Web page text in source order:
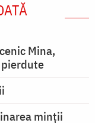
Mina,
minţii